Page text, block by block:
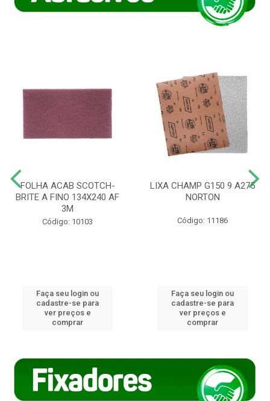
FOLHA ACAB SCOTCH-
BRITE A FINO 134X240 AF
3M
Código: 10103
Faça seu login ou
cadastre-se para
ver preços e
comprar
LIXA CHAMP G150 9 A275
NORTON
Código: 11186
Faça seu login ou
cadastre-se para
ver preços e
comprar